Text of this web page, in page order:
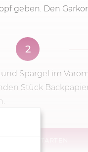
geben. Den
2
Spargel im
Stück